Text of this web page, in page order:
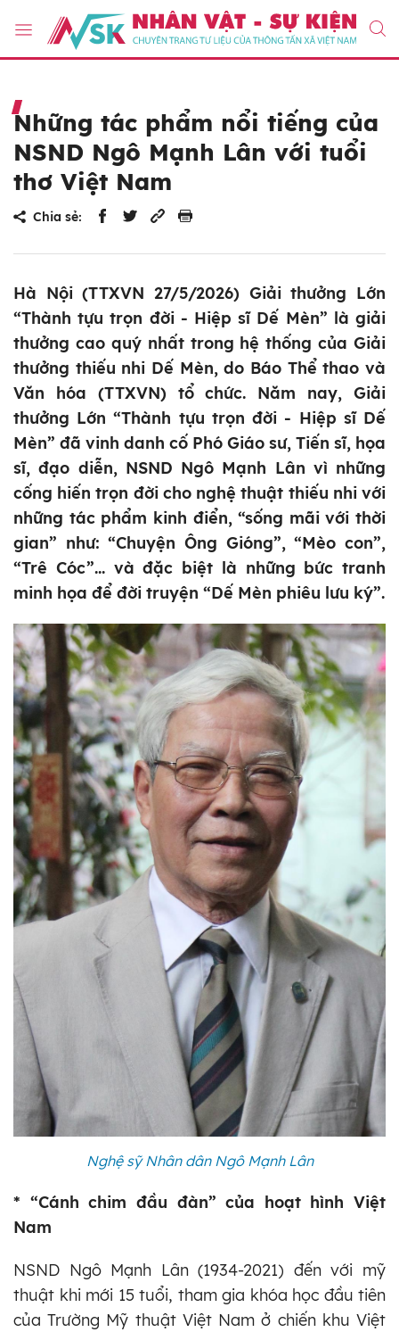
Những tác phẩm nổi tiếng của
NSND Ngô Mạnh Lân với tuổi
thơ Việt Nam
Chia sẻ:
Hà Nội (TTXVN 27/5/2026) Giải thưởng Lớn
“Thành tựu trọn đời - Hiệp sĩ Dế Mèn” là giải
thưởng cao quý nhất trong hệ thống của Giải
thưởng thiếu nhi Dế Mèn, do Báo Thể thao và
Văn hóa (TTXVN) tổ chức. Năm nay, Giải
thưởng Lớn “Thành tựu trọn đời - Hiệp sĩ Dế
Mèn” đã vinh danh cố Phó Giáo sư, Tiến sĩ, họa
sĩ, đạo diễn, NSND Ngô Mạnh Lân vì những
cống hiến trọn đời cho nghệ thuật thiếu nhi với
những tác phẩm kinh điển, “sống mãi với thời
gian” như: “Chuyện Ông Gióng”, “Mèo con”,
“Trê Cóc”... và đặc biệt là những bức tranh
minh họa để đời truyện “Dế Mèn phiêu lưu ký”.
Nghệ sỹ Nhân dân Ngô Mạnh Lân
* “Cánh chim đầu đàn” của hoạt hình Việt
Nam
NSND Ngô Mạnh Lân (1934-2021) đến với mỹ
thuật khi mới 15 tuổi, tham gia khóa học đầu tiên
của Trường Mỹ thuật Việt Nam ở chiến khu Việt